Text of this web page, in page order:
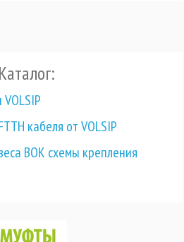
Каталог:
кабеля от VOLSIP
ВОК схемы крепления